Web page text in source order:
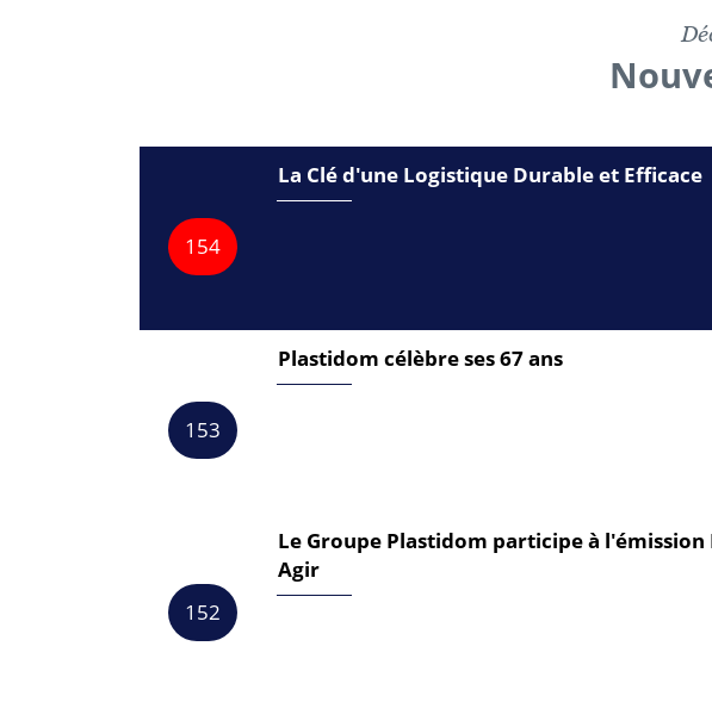
154
La Clé d'une Logistique Durable et Efficace
153
Plastidom célèbre ses 67 ans
152
Le Groupe Plastidom participe à l'émission
Agir